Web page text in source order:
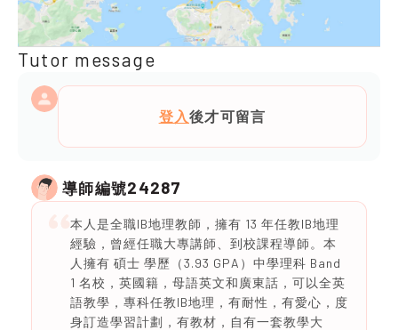
Tutor message
登入後才可留言
導師編號24287
本人是全職IB地理教師，擁有 13 年任教IB地理
經驗，曾經任職大專講師、到校課程導師。本
人擁有 碩士 學歷（3.93 GPA）中學理科 Band
1 名校，英國籍，母語英文和廣東話，可以全英
語教學，專科任教IB地理，有耐性，有愛心，度
身訂造學習計劃，有教材，自有一套教學大